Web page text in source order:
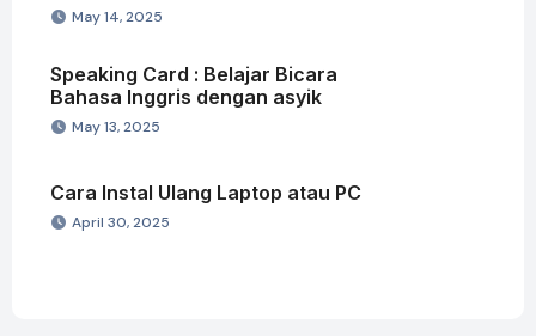
May 14, 2025
Speaking Card : Belajar Bicara
Bahasa Inggris dengan asyik
May 13, 2025
Cara Instal Ulang Laptop atau PC
April 30, 2025